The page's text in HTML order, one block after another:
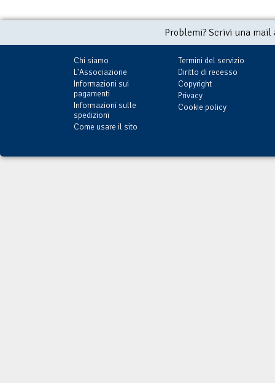
Problemi? Scrivi una
Chi siamo
L'Associazione
Informazioni sui
pagamenti
Informazioni sulle
spedizioni
Come usare il sito
Termini del servizio
Diritto di recesso
Copyright
Privacy
Cookie policy